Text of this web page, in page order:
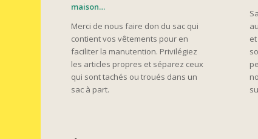
maison…
Merci de nous faire don du sac qui
contient vos vêtements pour en
faciliter la manutention. Privilégiez
les articles propres et séparez ceux
qui sont tachés ou troués dans un
sac à part.